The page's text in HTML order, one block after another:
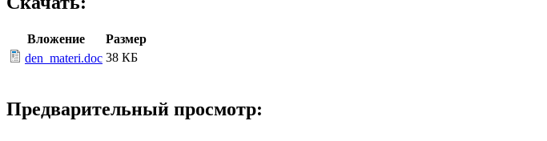
Вложение
Размер
den_materi.doc 38 КБ
Предварительный просмотр: